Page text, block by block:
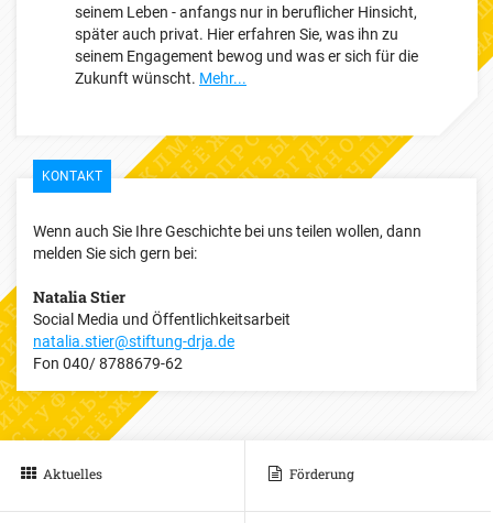
seinem Leben - anfangs nur in beruflicher Hinsicht,
später auch privat. Hier erfahren Sie, was ihn zu
seinem Engagement bewog und was er sich für die
Zukunft wünscht. Mehr...
KONTAKT
Wenn auch Sie Ihre Geschichte bei uns teilen wollen, dann
melden Sie sich gern bei:
Natalia Stier
Social Media und Öffentlichkeitsarbeit
natalia.stier@stiftung-drja.de
Fon 040/ 8788679-62
Aktuelles Förderung